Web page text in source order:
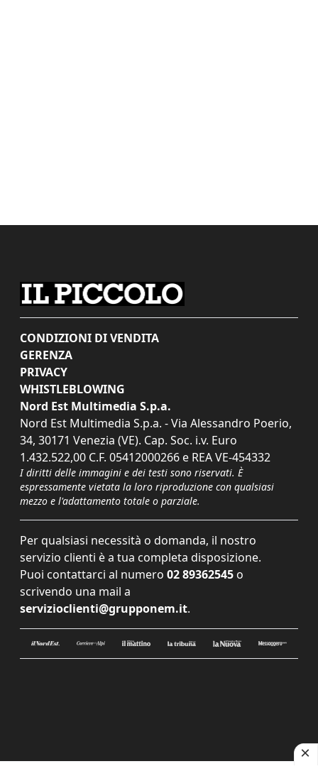
CONDIZIONI DI VENDITA
GERENZA
PRIVACY
WHISTLEBLOWING
Nord Est Multimedia S.p.a.
Nord Est Multimedia S.p.a. - Via Alessandro Poerio,
34, 30171 Venezia (VE). Cap. Soc. i.v. Euro
1.432.522,00 C.F. 05412000266 e REA VE-454332
I diritti delle immagini e dei testi sono riservati. È
espressamente vietata la loro riproduzione con qualsiasi
mezzo e l'adattamento totale o parziale.
Per qualsiasi necessità o domanda, il nostro
servizio clienti è a tua completa disposizione.
Puoi contattarci al numero 02 89362545 o
scrivendo una mail a
servizioclienti@grupponem.it.